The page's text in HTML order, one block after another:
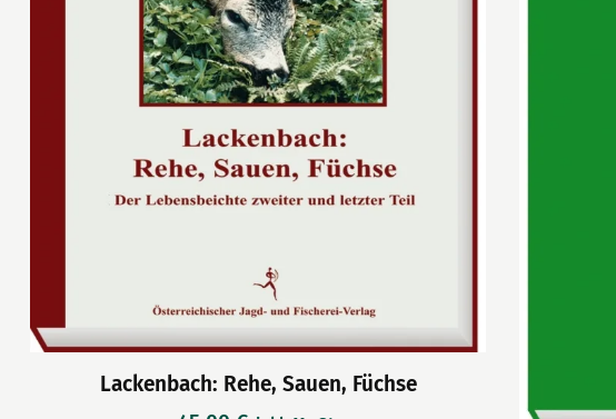
Lackenbach: Rehe, Sauen, Füchse